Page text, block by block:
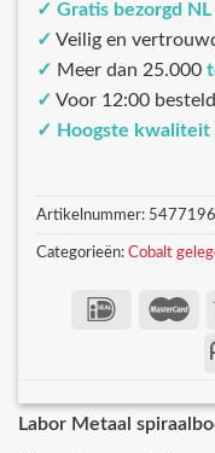
✓ Gratis bezorgd NL
✓ Veilig en
✓ Meer dan 25.000
✓ Voor 12:00
✓ Hoogste kwaliteit
Artikelnummer:
Categorieën: Cobalt
Labor Metaal